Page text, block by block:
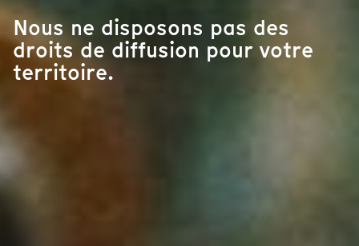
Nous ne disposons pas des
droits de diffusion pour votre
territoire.